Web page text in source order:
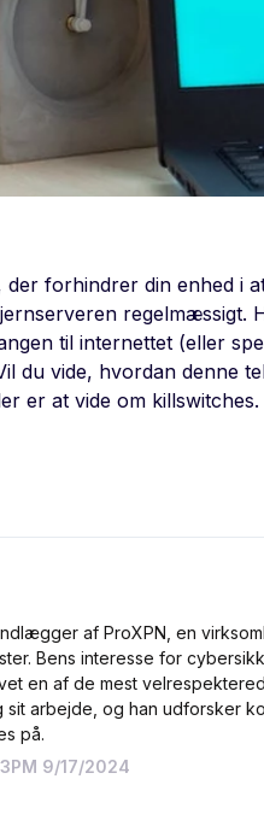
forhindrer din enhed i
regelmæssigt.
til internettet (eller
du vide, hvordan denne
er at vide om killswitches.
af ProXPN, en
Bens interesse for
en af de mest
sit arbejde, og han udforsker
på.
9/17/2024